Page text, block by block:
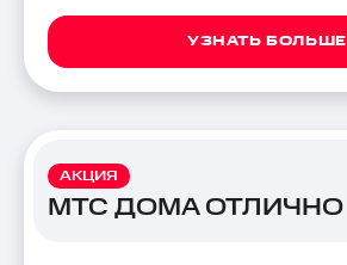
УЗНАТЬ БОЛЬШЕ
АКЦИЯ
МТС ДОМА ОТЛИЧНО